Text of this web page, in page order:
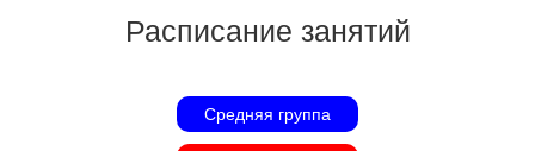
Расписание занятий
Средняя группа